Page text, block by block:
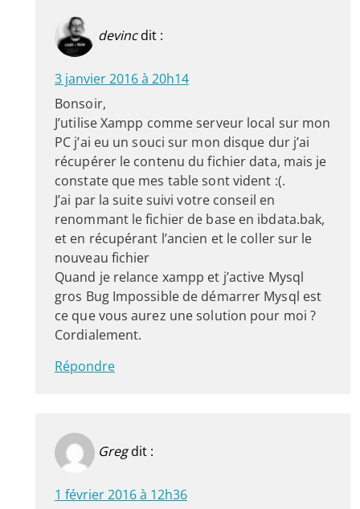
devinc dit :
3 janvier 2016 à 20h14
Bonsoir,
J’utilise Xampp comme serveur local sur mon
PC j’ai eu un souci sur mon disque dur j’ai
récupérer le contenu du fichier data, mais je
constate que mes table sont vident :(.
J’ai par la suite suivi votre conseil en
renommant le fichier de base en ibdata.bak,
et en récupérant l’ancien et le coller sur le
nouveau fichier
Quand je relance xampp et j’active Mysql
gros Bug Impossible de démarrer Mysql est
ce que vous aurez une solution pour moi ?
Cordialement.
Répondre
Greg dit :
1 février 2016 à 12h36